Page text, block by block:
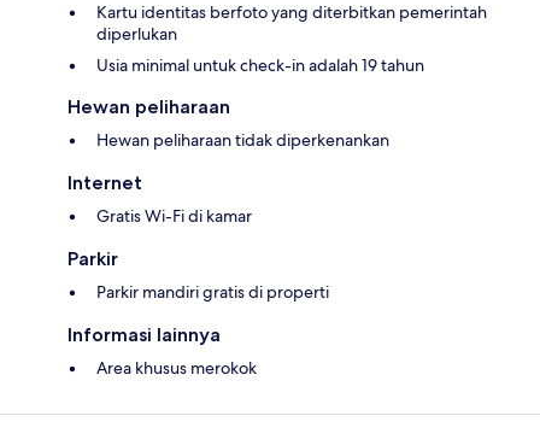
Kartu identitas berfoto yang diterbitkan pemerintah
diperlukan
Usia minimal untuk check-in adalah 19 tahun
Hewan peliharaan
Hewan peliharaan tidak diperkenankan
Internet
Gratis Wi-Fi di kamar
Parkir
Parkir mandiri gratis di properti
Informasi lainnya
Area khusus merokok